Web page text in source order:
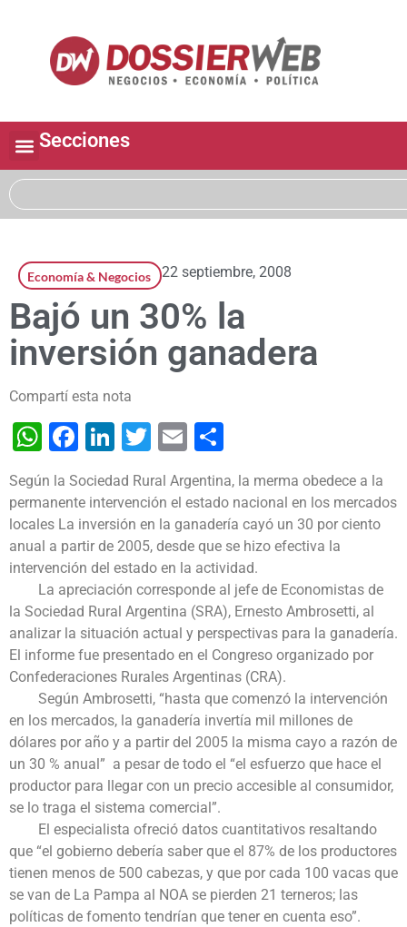
Secciones
Economía & Negocios 22 septiembre, 2008
Bajó un 30% la
inversión ganadera
Compartí esta nota
WhatsApp
Facebook
LinkedIn
Twitter
Email
Según la Sociedad Rural Argentina, la merma obedece a la
permanente intervención el estado nacional en los mercados
locales La inversión en la ganadería cayó un 30 por ciento
anual a partir de 2005, desde que se hizo efectiva la
intervención del estado en la actividad.
La apreciación corresponde al jefe de Economistas de
la Sociedad Rural Argentina (SRA), Ernesto Ambrosetti, al
analizar la situación actual y perspectivas para la ganadería.
El informe fue presentado en el Congreso organizado por
Confederaciones Rurales Argentinas (CRA).
Según Ambrosetti, “hasta que comenzó la intervención
en los mercados, la ganadería invertía mil millones de
dólares por año y a partir del 2005 la misma cayo a razón de
un 30 % anual” a pesar de todo el “el esfuerzo que hace el
productor para llegar con un precio accesible al consumidor,
se lo traga el sistema comercial”.
El especialista ofreció datos cuantitativos resaltando
que “el gobierno debería saber que el 87% de los productores
tienen menos de 500 cabezas, y que por cada 100 vacas que
se van de La Pampa al NOA se pierden 21 terneros; las
políticas de fomento tendrían que tener en cuenta eso”.